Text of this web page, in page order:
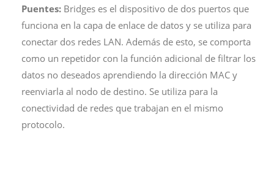
Puentes: Bridges es el dispositivo de dos puertos que
funciona en la capa de enlace de datos y se utiliza para
conectar dos redes LAN. Además de esto, se comporta
como un repetidor con la función adicional de filtrar los
datos no deseados aprendiendo la dirección MAC y
reenviarla al nodo de destino. Se utiliza para la
conectividad de redes que trabajan en el mismo
protocolo.